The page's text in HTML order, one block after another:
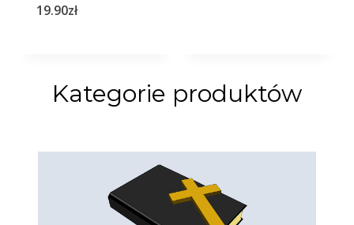
19.90zł
Kategorie produktów